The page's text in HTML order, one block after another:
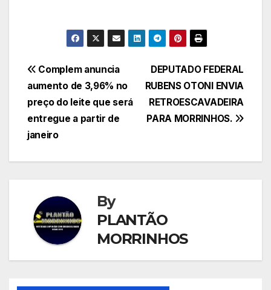
Navegação
de
Post
DEPUTADO FEDERAL
RUBENS OTONI ENVIA
RETROESCAVADEIRA
PARA MORRINHOS.
Complem anuncia
aumento de 3,96% no
preço do leite que será
entregue a partir de
janeiro
By
PLANTÃO
MORRINHOS